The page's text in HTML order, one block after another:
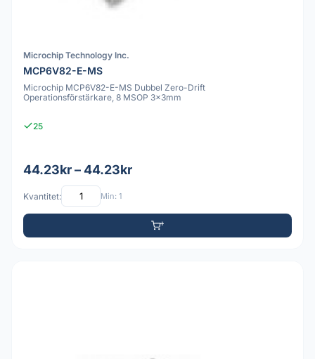
Microchip Technology Inc.
MCP6V82-E-MS
Microchip MCP6V82-E-MS Dubbel Zero-Drift
Operationsförstärkare, 8 MSOP 3x3mm
25
44.23kr – 44.23kr
Kvantitet: Min: 1